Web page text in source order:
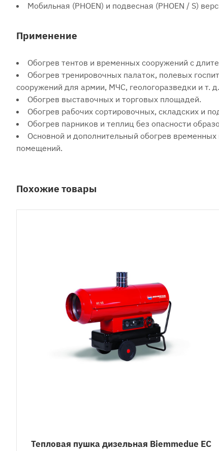
Мобильная (PHOEN) и подвесная (PHOEN / S)
Применение
Обогрев тентов и временных сооружений с
Обогрев тренировочных палаток, полевых
сооружений для армии, МЧС, геологоразведки и т. д.
Обогрев выставочных и торговых площадей.
Обогрев рабочих сортировочных, складских и
Обогрев парников и теплиц без опасности
Основной и дополнительный обогрев
помещений.
Похожие товары
Тепловая пушка дизельная Biemmedue EC